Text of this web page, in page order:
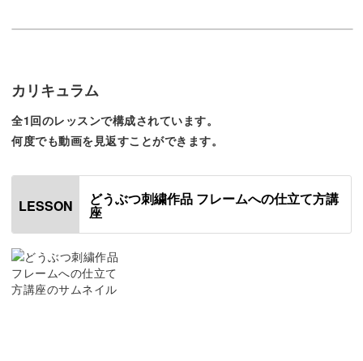
額縁はいろいろなものがありますので、それを選ぶのもま
大切な作品をより一層美しいものに仕上げていきましょ
う！
作品の保護と長期保存ができる
せっかく心をこめて作った刺繍作品ですので、きれいな状
態で保存しておきたいですよね。
来ました。
あと、個人的になんですが、キ
りのお写真が入ってると良かっ
たのになぁ…と思いました。毛
の流れを見たい時にパッと見る
うございましたm(_ _)m
カリキュラム
全1回のレッスンで構成されています。
何度でも動画を見返すことができます。
LESSON どうぶつ刺繍作品 フレームへの仕立て方講
座